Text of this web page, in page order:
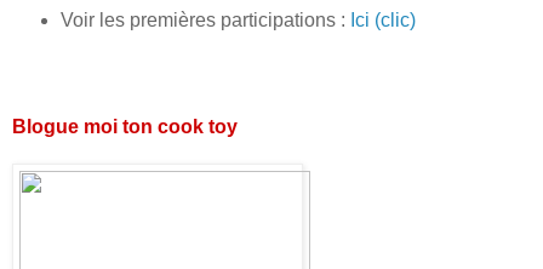
Voir les premières participations : Ici (clic)
Blogue moi ton cook toy